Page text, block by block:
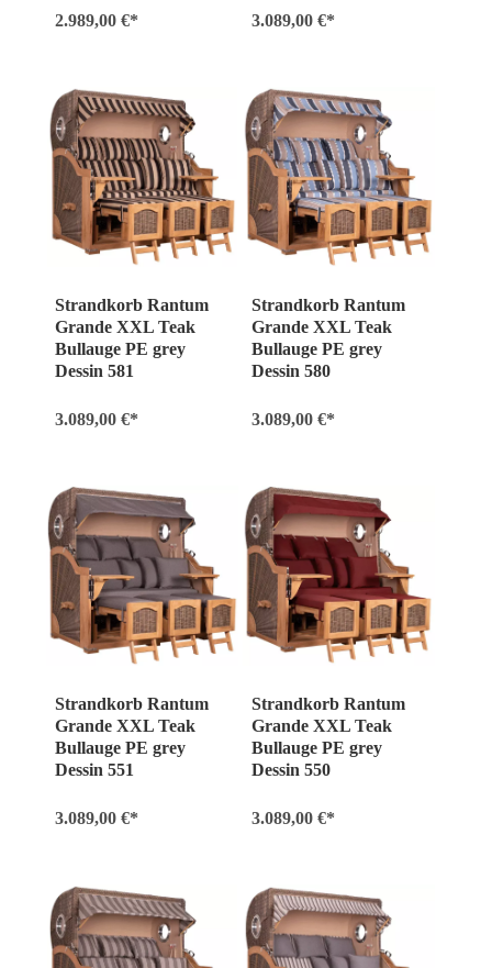
2.989,00 €* 3.089,00 €*
Strandkorb Rantum
Grande XXL Teak
Bullauge PE grey
Dessin 581
3.089,00 €*
Strandkorb Rantum
Grande XXL Teak
Bullauge PE grey
Dessin 580
3.089,00 €*
Strandkorb Rantum
Grande XXL Teak
Bullauge PE grey
Dessin 551
3.089,00 €*
Strandkorb Rantum
Grande XXL Teak
Bullauge PE grey
Dessin 550
3.089,00 €*